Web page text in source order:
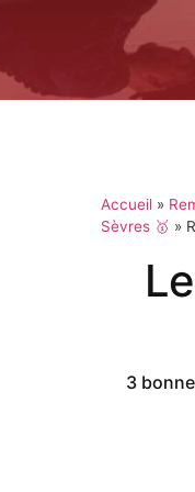
Accueil »
Sèvres 🥇 »
3